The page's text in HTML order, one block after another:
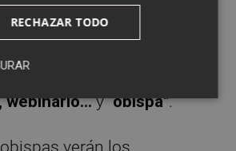
eso ha incorporado casi
palabras:
geolocalización
webinario... y "obispa".
verán los
RECHAZAR TODO